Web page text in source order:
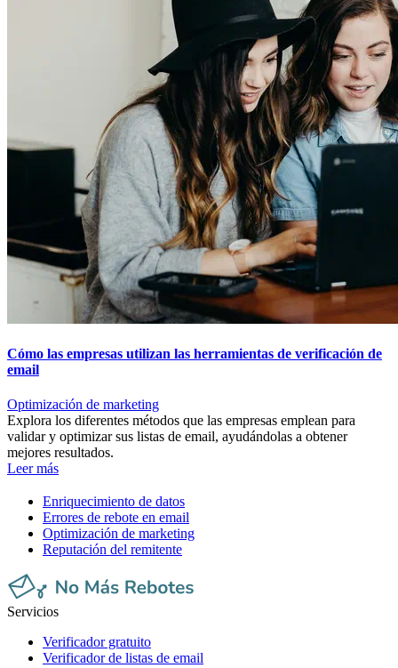
Cómo las empresas utilizan las herramientas de verificación de
email
Optimización de marketing
Explora los diferentes métodos que las empresas emplean para
validar y optimizar sus listas de email, ayudándolas a obtener
mejores resultados.
Leer más
Enriquecimiento de datos
Errores de rebote en email
Optimización de marketing
Reputación del remitente
Servicios
Verificador gratuito
Verificador de listas de email